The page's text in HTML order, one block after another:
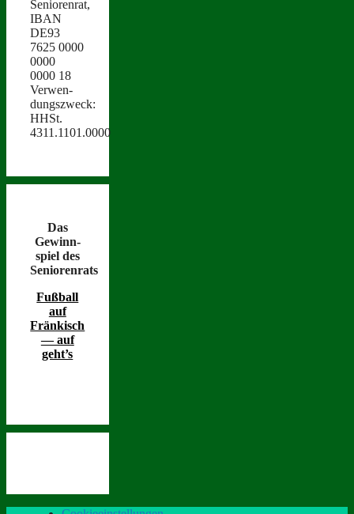
Seniorenrat,
IBAN
DE93
7625 0000
0000
0000 18
Ver­wen­
dungszweck:
HHSt.
4311.1101.0000
Das
Gewinn­
spiel des
Seniorenrats
Fußball
auf
Fränkisch
— auf
geht’s